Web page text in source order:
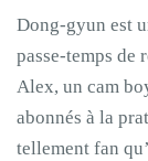
Dong-gyun est
passe-temps de
Alex, un cam
abonnés à la
tellement fan